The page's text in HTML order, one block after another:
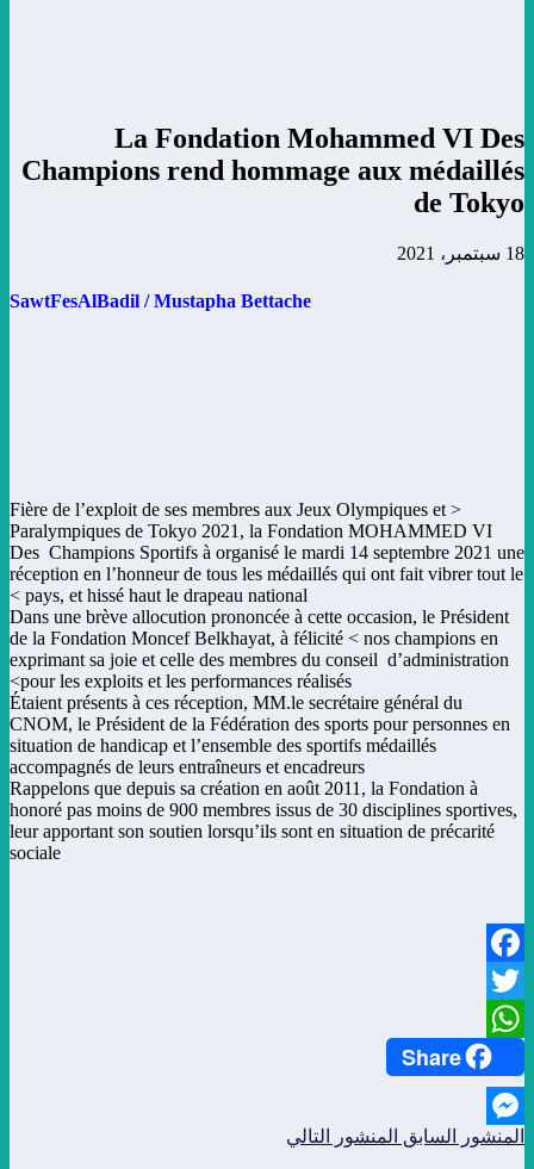
La Fondation Mohammed VI Des
Champions rend hommage aux médaillés
de Tokyo
18 سبتمبر، 2021
SawtFesAlBadil /Mustapha Bettache
< Fière de l’exploit de ses membres aux Jeux Olympiques et
Paralympiques de Tokyo 2021, la Fondation MOHAMMED VI
Des Champions Sportifs à organisé le mardi 14 septembre 2021 une
réception en l’honneur de tous les médaillés qui ont fait vibrer tout le
pays, et hissé haut le drapeau national >
Dans une brève allocution prononcée à cette occasion, le Président
de la Fondation Moncef Belkhayat, à félicité < nos champions en
exprimant sa joie et celle des membres du conseil d’administration
pour les exploits et les performances réalisés>
Étaient présents à ces réception, MM.le secrétaire général du
CNOM, le Président de la Fédération des sports pour personnes en
situation de handicap et l’ensemble des sportifs médaillés
accompagnés de leurs entraîneurs et encadreurs
Rappelons que depuis sa création en août 2011, la Fondation à
honoré pas moins de 900 membres issus de 30 disciplines sportives,
leur apportant son soutien lorsqu’ils sont en situation de précarité
sociale
Facebook
Twitter
WhatsApp
Share
Messenger
المنشور السابق المنشور التالي